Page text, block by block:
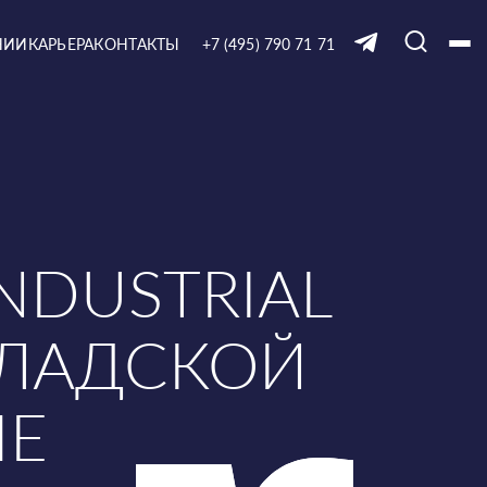
КАРЬЕРАКОНТАКТЫ +7 (495) 790 71 71